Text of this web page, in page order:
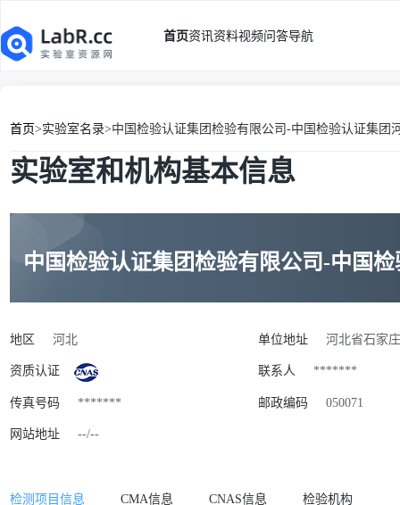
首页资讯资料视频问答导航
首页>实验室名录>中国检验认证集团检验有限公司-中国检验认证集团
实验室和机构基本信息
中国检验认证集团检验有限公司-中国
地区 河北 单位地址 河北省石家
资质认证 联系人 *******
传真号码 ******* 邮政编码 050071
网站地址 --/--
检测项目信息 CMA信息 CNAS信息 检验机构